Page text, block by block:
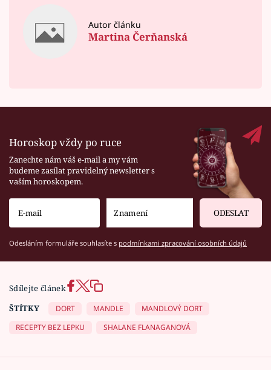
Autor článku
Martina Čerňanská
Horoskop vždy po ruce
Zanechte nám váš e-mail a my vám
budeme zasílat pravidelný newsletter s
vaším horoskopem.
ODESLAT
Odesláním formuláře souhlasíte s podmínkami zpracování osobních údajů
Sdílejte článek
ŠTÍTKY
DORT MANDLE
MANDLOVÝ DORT
RECEPTY BEZ LEPKU
SHALANE FLANAGANOVÁ